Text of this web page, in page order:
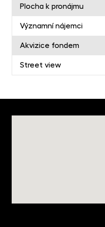
Plocha k pronájmu
Významní nájemci
Akvizice fondem
Street view